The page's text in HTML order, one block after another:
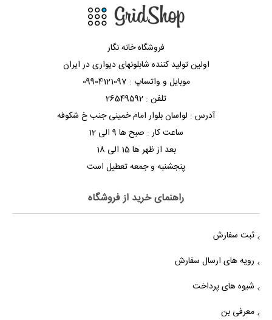
فروشگاه خانه نگار
اولین تولید کننده شابلونهای دیواری در ایران
موبایل و واتساپ : 09904121097
تلفن : 26549592
آدرس : لواسان بلوار امام خمینی جنب خ شکوفه
ساعت کار : صبح ها 9 الی 12
بعد از ظهر ها 15 الی 18
پنجشنبه و جمعه تعطیل است
راهنمای خرید از فروشگاه
ثبت سفارش
رویه های ارسال سفارش
شیوه های پرداخت
معرفی بن